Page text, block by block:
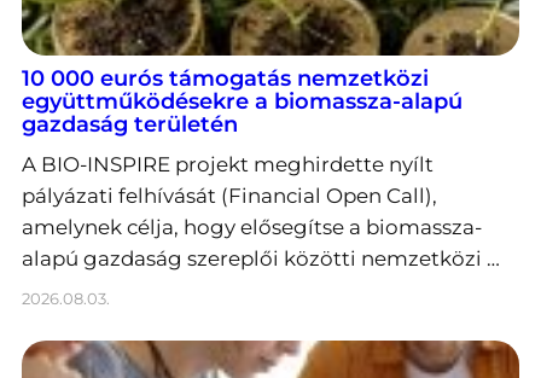
10 000 eurós támogatás nemzetközi
együttműködésekre a biomassza-alapú
gazdaság területén
A BIO-INSPIRE projekt meghirdette nyílt
pályázati felhívását (Financial Open Call),
amelynek célja, hogy elősegítse a biomassza-
alapú gazdaság szereplői közötti nemzetközi …
2026.08.03.